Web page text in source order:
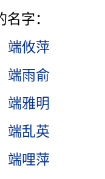
字：
端攸萍
端雨俞
端雅明
端乱英
端哩萍